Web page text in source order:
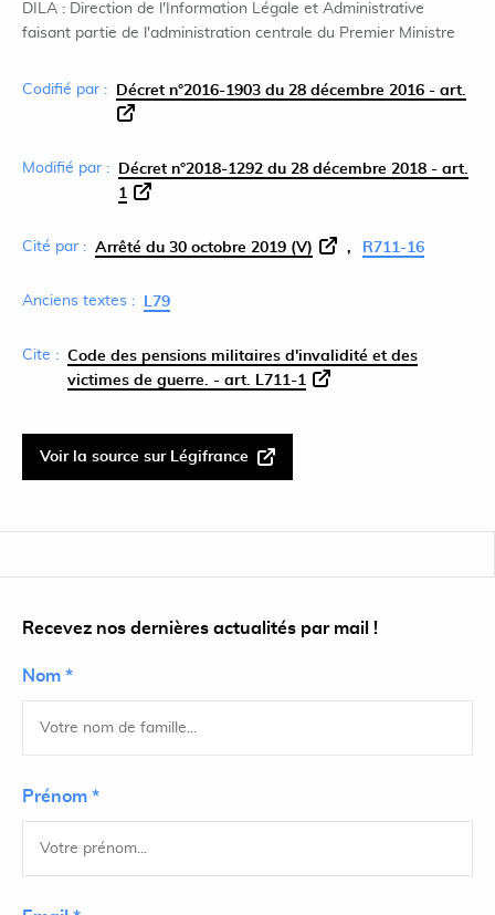
DILA : Direction de l'Information Légale et Administrative
faisant partie de l'administration centrale du Premier Ministre
Codifié par : Décret n°2016-1903 du 28 décembre 2016 - art.
Modifié par :
Décret n°2018-1292 du 28 décembre 2018 - art.
1
Cité par : Arrêté du 30 octobre 2019 (V) R711-16
Anciens textes : L79
Cite : Code des pensions militaires d'invalidité et des
victimes de guerre. - art. L711-1
Voir la source sur Légifrance
Recevez nos dernières actualités par mail !
Nom *
Prénom *